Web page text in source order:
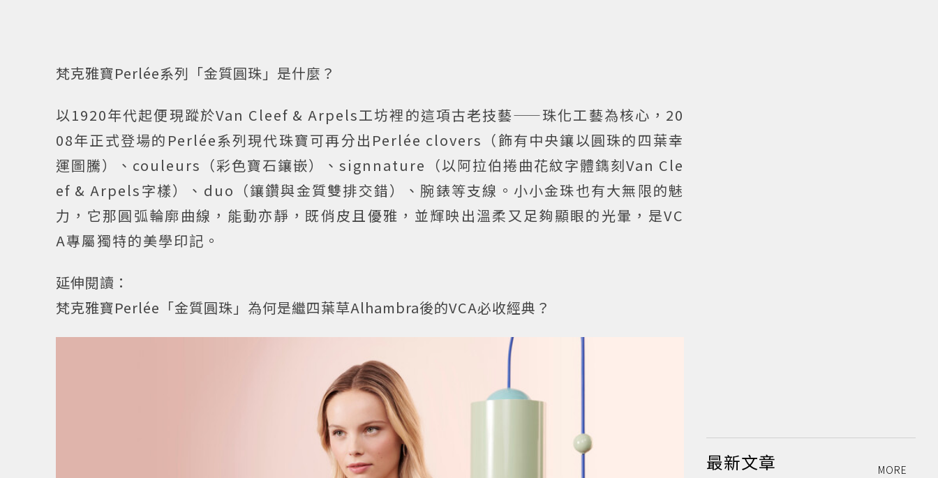
梵克雅寶Perlée系列「金質圓珠」是什麼？
以1920年代起便現蹤於Van Cleef & Arpels工坊裡的這項古老技藝——珠化工藝為核心，20
08年正式登場的Perlée系列現代珠寶可再分出Perlée clovers（飾有中央鑲以圓珠的四葉幸
運圖騰）、couleurs（彩色寶石鑲嵌）、signnature（以阿拉伯捲曲花紋字體鐫刻Van Cle
ef & Arpels字樣）、duo（鑲鑽與金質雙排交錯）、腕錶等支線。小小金珠也有大無限的魅
力，它那圓弧輪廓曲線，能動亦靜，既俏皮且優雅，並輝映出溫柔又足夠顯眼的光暈，是VC
A專屬獨特的美學印記。
延伸閱讀：
梵克雅寶Perlée「金質圓珠」為何是繼四葉草Alhambra後的VCA必收經典？
最新文章 MORE